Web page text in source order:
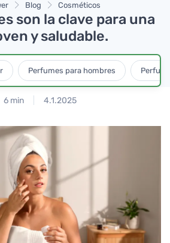
Blog Cosméticos
son la clave para una
y saludable.
Perfumes para hombres
6 min 4.1.2025